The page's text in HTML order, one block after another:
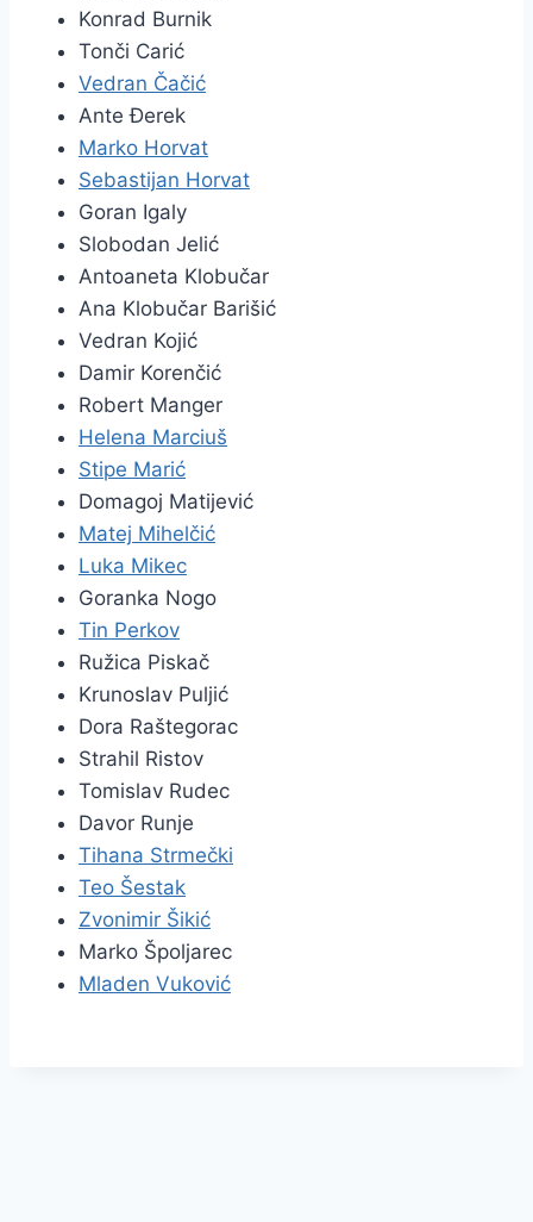
Konrad Burnik
Tonči Carić
Vedran Čačić
Ante Đerek
Marko Horvat
Sebastijan Horvat
Goran Igaly
Slobodan Jelić
Antoaneta Klobučar
Ana Klobučar Barišić
Vedran Kojić
Damir Korenčić
Robert Manger
Helena Marciuš
Stipe Marić
Domagoj Matijević
Matej Mihelčić
Luka Mikec
Goranka Nogo
Tin Perkov
Ružica Piskač
Krunoslav Puljić
Dora Raštegorac
Strahil Ristov
Tomislav Rudec
Davor Runje
Tihana Strmečki
Teo Šestak
Zvonimir Šikić
Marko Špoljarec
Mladen Vuković